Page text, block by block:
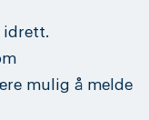
idrett.
mulig å melde